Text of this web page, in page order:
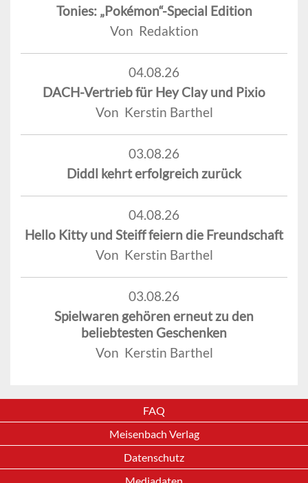
Tonies: „Pokémon“-Special Edition
Von Redaktion
04.08.26
DACH-Vertrieb für Hey Clay und Pixio
Von Kerstin Barthel
03.08.26
Diddl kehrt erfolgreich zurück
04.08.26
Hello Kitty und Steiff feiern die Freundschaft
Von Kerstin Barthel
03.08.26
Spielwaren gehören erneut zu den
beliebtesten Geschenken
Von Kerstin Barthel
FAQ
Meisenbach Verlag
Datenschutz